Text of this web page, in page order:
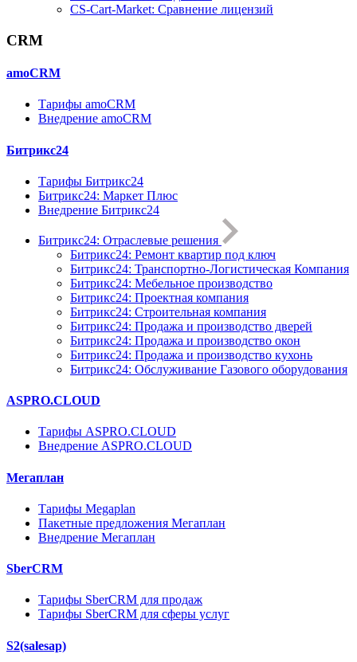
CS-Cart-Market: Сравнение лицензий
CRM
amoCRM
Тарифы amoCRM
Внедрение amoCRM
Битрикс24
Тарифы Битрикс24
Битрикс24: Маркет Плюс
Внедрение Битрикс24
Битрикс24: Отраслевые решения
Битрикс24: Ремонт квартир под ключ
Битрикс24: Транспортно-Логистическая Компания
Битрикс24: Мебельное производство
Битрикс24: Проектная компания
Битрикс24: Строительная компания
Битрикс24: Продажа и производство дверей
Битрикс24: Продажа и производство окон
Битрикс24: Продажа и производство кухонь
Битрикс24: Обслуживание Газового оборудования
ASPRO.CLOUD
Тарифы ASPRO.CLOUD
Внедрение ASPRO.CLOUD
Мегаплан
Тарифы Megaplan
Пакетные предложения Мегаплан
Внедрение Мегаплан
SberCRM
Тарифы SberCRM для продаж
Тарифы SberCRM для сферы услуг
S2(salesap)